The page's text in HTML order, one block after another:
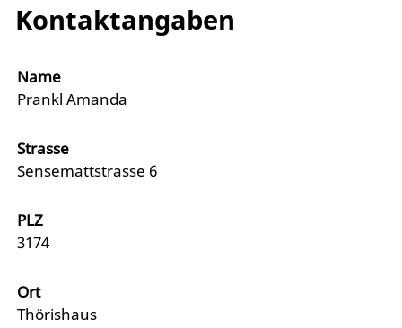
Kontaktangaben
Name
Prankl Amanda
Strasse
Sensemattstrasse 6
PLZ
3174
Ort
Thörishaus